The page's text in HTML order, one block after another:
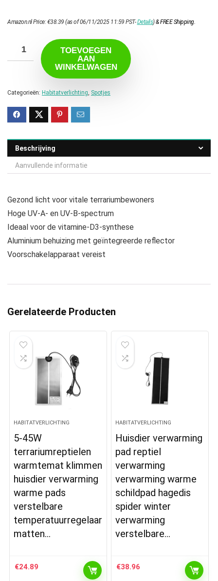
Amazon.nl Price:€38.39 (as of 06/11/2025 11:59 PST-Details)&FREE Shipping.
TOEVOEGEN
AAN
WINKELWAGEN
Categorieën: Habitatverlichting Spotjes
Beschrijving
Aanvullende informatie
Gezond licht voor vitale terrariumbewoners
Hoge UV-A- en UV-B-spectrum
Ideaal voor de vitamine-D3-synthese
Aluminium behuizing met geïntegreerde reflector
Voorschakelapparaat vereist
Gerelateerde Producten
HABITATVERLICHTING
5-45W
terrariumreptielen
warmtemat klimmen
huisdier verwarming
warme pads
verstelbare
temperatuurregelaar
matten…
€24.89
HABITATVERLICHTING
Huisdier verwarming
pad reptiel
verwarming
verwarming warme
schildpad hagedis
spider winter
verwarming
verstelbare…
€38.96